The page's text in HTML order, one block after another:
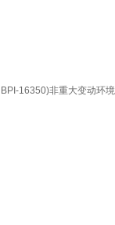
16350)非重大变动环